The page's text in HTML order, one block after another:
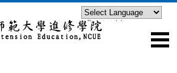
Powered by